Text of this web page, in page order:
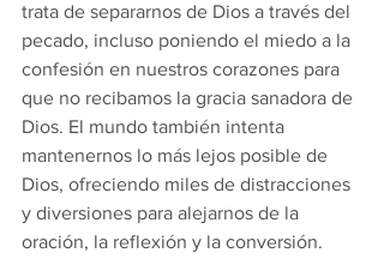
trata de separarnos de Dios a través del
pecado, incluso poniendo el miedo a la
confesión en nuestros corazones para
que no recibamos la gracia sanadora de
Dios. El mundo también intenta
mantenernos lo más lejos posible de
Dios, ofreciendo miles de distracciones
y diversiones para alejarnos de la
oración, la reflexión y la conversión.